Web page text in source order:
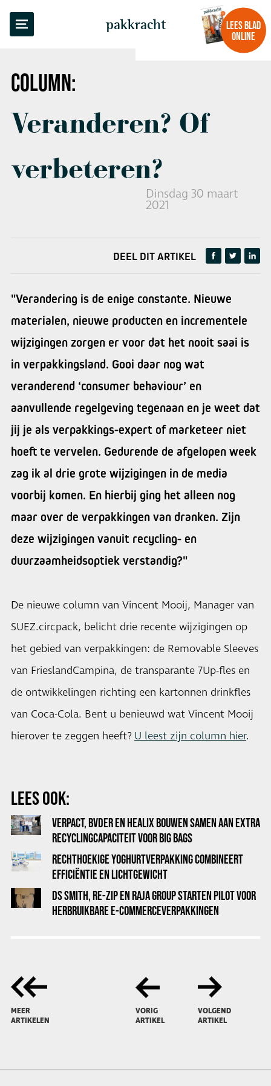
pakkracht
LEES BLAD
ONLINE
COLUMN:
Veranderen? Of
verbeteren?
Dinsdag 30 maart
2021
TERUG NAAR OVERZICHT
DEEL DIT ARTIKEL
"Verandering is de enige constante. Nieuwe
materialen, nieuwe producten en incrementele
wijzigingen zorgen er voor dat het nooit saai is
in verpakkingsland. Gooi daar nog wat
veranderend ‘consumer behaviour’ en
aanvullende regelgeving tegenaan en je weet dat
jij je als verpakkings-expert of marketeer niet
hoeft te vervelen. Gedurende de afgelopen week
zag ik al drie grote wijzigingen in de media
voorbij komen. En hierbij ging het alleen nog
maar over de verpakkingen van dranken. Zijn
deze wijzigingen vanuit recycling- en
duurzaamheidsoptiek verstandig?"
De nieuwe column van Vincent Mooij, Manager van
SUEZ.circpack, belicht drie recente wijzigingen op
het gebied van verpakkingen: de Removable Sleeves
van FrieslandCampina, de transparante 7Up-fles en
de ontwikkelingen richting een kartonnen drinkfles
van Coca-Cola. Bent u benieuwd wat Vincent Mooij
hierover te zeggen heeft?U leest zijn column hier.
LEES OOK:
VERPACT, BVDER EN HEALIX BOUWEN SAMEN AAN EXTRA
RECYCLINGCAPACITEIT VOOR BIG BAGS
RECHTHOEKIGE YOGHURTVERPAKKING COMBINEERT
EFFICIËNTIE EN LICHTGEWICHT
DS SMITH, RE-ZIP EN RAJA GROUP STARTEN PILOT VOOR
HERBRUIKBARE E-COMMERCEVERPAKKINGEN
MEER
ARTIKELEN
VORIG
ARTIKEL
VOLGEND
ARTIKEL